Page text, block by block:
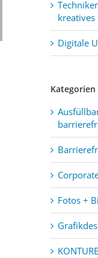
kreatives
Digitale
Kategorien
Fotos +